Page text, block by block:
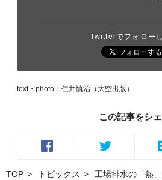
Twitterでフォロー
text・photo：仁井慎治（大空出版）
この記事をシ
TOP トピックス 工場排水の「熱